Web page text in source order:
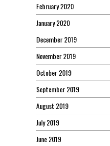
February 2020
January 2020
December 2019
November 2019
October 2019
September 2019
August 2019
July 2019
June 2019